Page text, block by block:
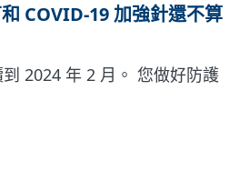
COVID-19 加強針還不算
2024 年 2 月。 您做好防護